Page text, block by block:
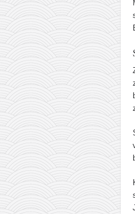
bo
tonfa
sai
timbei rochin
tsunami dojo
program
snimci nastupa
galerija kluba
članarina
kontakt
besplatna e-knjiga